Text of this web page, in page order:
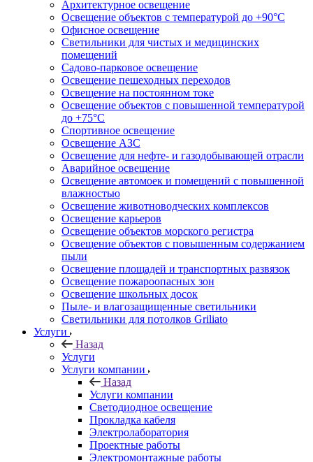
Архитектурное освещение
Освещение объектов с температурой до +90°С
Офисное освещение
Светильники для чистых и медицинских
помещений
Садово-парковое освещение
Освещение пешеходных переходов
Освещение на постоянном токе
Освещение объектов с повышенной температурой
до +75°C
Спортивное освещение
Освещение АЗС
Освещение для нефте- и газодобывающей отрасли
Аварийное освещение
Освещение автомоек и помещений с повышенной
влажностью
Освещение животноводческих комплексов
Освещение карьеров
Освещение объектов морского регистра
Освещение объектов с повышенным содержанием
пыли
Освещение площадей и транспортных развязок
Освещение пожароопасных зон
Освещение школьных досок
Пыле- и влагозащищенные светильники
Светильники для потолков Griliato
Услуги
Назад
Услуги
Услуги компании
Назад
Услуги компании
Светодиодное освещение
Прокладка кабеля
Электролаборатория
Проектные работы
Электромонтажные работы